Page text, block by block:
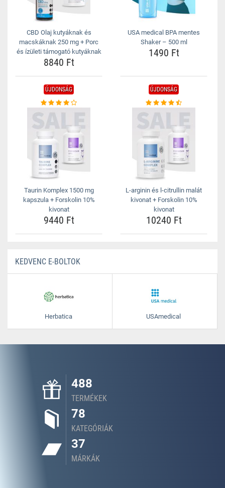
CBD Olaj kutyáknak és
macskáknak 250 mg + Porc
és ízületi támogató kutyáknak
8840 Ft
USA medical BPA mentes
Shaker – 500 ml
1490 Ft
ÚJDONSÁG
Taurin Komplex 1500 mg
kapszula + Forskolin 10%
kivonat
9440 Ft
ÚJDONSÁG
L-arginin és l-citrullin malát
kivonat + Forskolin 10%
kivonat
10240 Ft
KEDVENC E-BOLTOK
Herbatica USAmedical
488
TERMÉKEK
78
KATEGÓRIÁK
37
MÁRKÁK